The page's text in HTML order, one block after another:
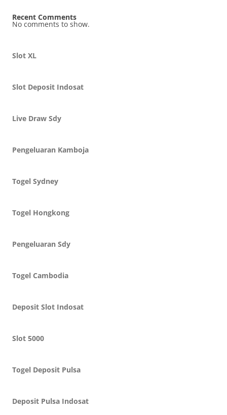
Recent Comments
No comments to show.
Slot XL
Slot Deposit Indosat
Live Draw Sdy
Pengeluaran Kamboja
Togel Sydney
Togel Hongkong
Pengeluaran Sdy
Togel Cambodia
Deposit Slot Indosat
Slot 5000
Togel Deposit Pulsa
Deposit Pulsa Indosat